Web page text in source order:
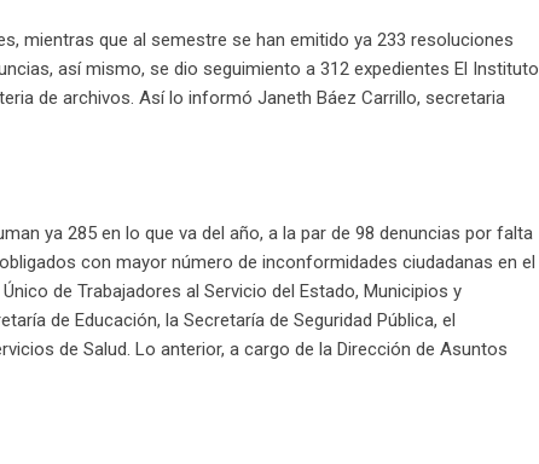
mientras que al semestre se han emitido ya 233 resoluciones
así mismo, se dio seguimiento a 312 expedientes El Instituto
de archivos. Así lo informó Janeth Báez Carrillo, secretaria
ya 285 en lo que va del año, a la par de 98 denuncias por falta
con mayor número de inconformidades ciudadanas en el
de Trabajadores al Servicio del Estado, Municipios y
de Educación, la Secretaría de Seguridad Pública, el
de Salud. Lo anterior, a cargo de la Dirección de Asuntos